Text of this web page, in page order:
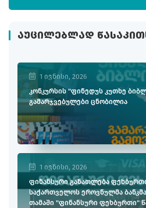
ᲐᲣᲪᲘᲚᲔᲑᲚᲐᲓ
1 ივნისი, 2026
კონკურსის "ფინედუს კუთხე
გამარჯვებულები ცნობილია
1 ივნისი, 2026
ფინანსური განათლება
საქართველოს ეროვნულმა
თამაში "ფინანსური ფეხბურთი"